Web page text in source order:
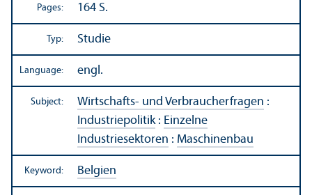
Pages: 164 S.
Typ: Studie
Language: engl.
Subject: Wirtschafts- und Verbraucherfragen :
Industriepolitik: Einzelne
Industriesektoren : Maschinenbau
Keyword: Belgien